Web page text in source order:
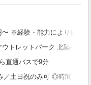
〜 ※経験・能力により優遇
トレットパーク 北陸小矢部
直通バスで9分
土日祝のみ可 ◎時間・曜